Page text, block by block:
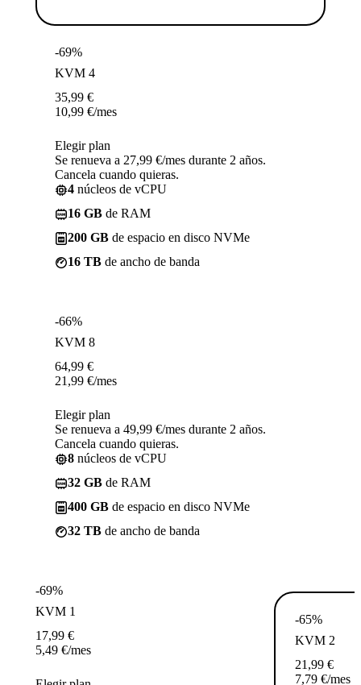
-69%
KVM 4
35,99 €
10,99 €/mes
Elegir plan
Se renueva a 27,99 €/mes durante 2 años.
Cancela cuando quieras.
4 núcleos de vCPU
16 GB de RAM
200 GB de espacio en disco NVMe
16 TB de ancho de banda
-66%
KVM 8
64,99 €
21,99 €/mes
Elegir plan
Se renueva a 49,99 €/mes durante 2 años.
Cancela cuando quieras.
8 núcleos de vCPU
32 GB de RAM
400 GB de espacio en disco NVMe
32 TB de ancho de banda
-69%
KVM 1
17,99 €
5,49 €/mes
-65%
KVM 2
21,99 €
7,79 €/mes